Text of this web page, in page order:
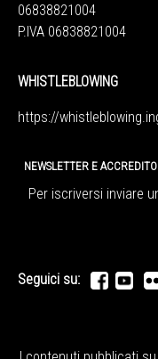
06838821004
P.IVA 06838821004
WHISTLEBLOWING
https://
NEWSLETTER E ACCREDITO
Per iscriversi inviare
Seguici su: